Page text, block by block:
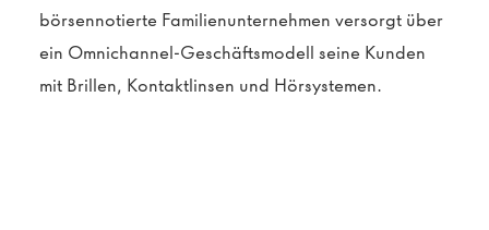
börsennotierte Familienunternehmen versorgt über
ein Omnichannel-Geschäftsmodell seine Kunden
mit Brillen, Kontaktlinsen und Hörsystemen.